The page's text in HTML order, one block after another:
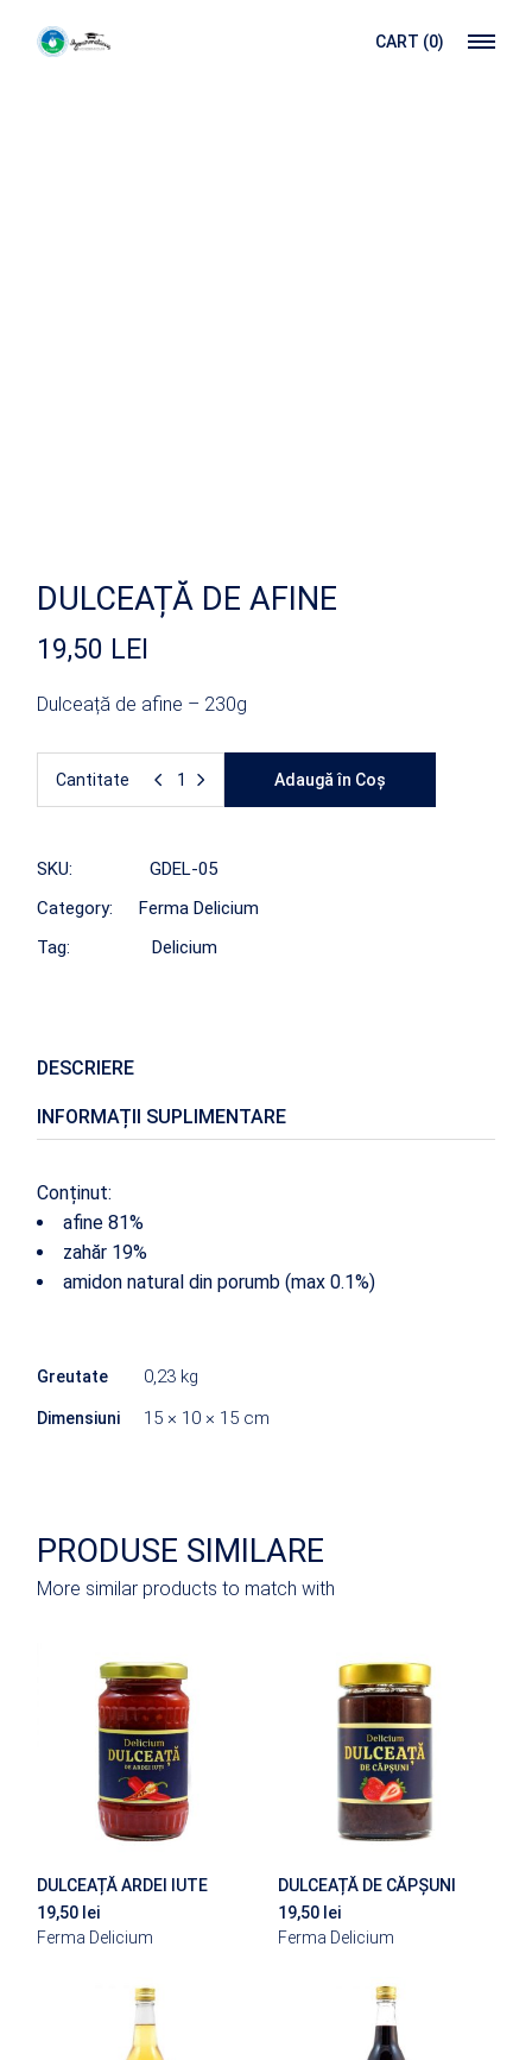
CART (0)
DULCEAȚĂ DE AFINE
19,50 LEI
Dulceață de afine – 230g
Cantitate Adaugă în Coș
SKU:
GDEL-05
Category:
Ferma Delicium
Tag:
Delicium
DESCRIERE
INFORMAȚII SUPLIMENTARE
Conținut:
afine 81%
zahăr 19%
amidon natural din porumb (max 0.1%)
Greutate 0,23 kg
Dimensiuni 15 × 10 × 15 cm
PRODUSE SIMILARE
More similar products to match with
DULCEAȚĂ ARDEI IUTE
19,50 lei
Ferma Delicium
DULCEAȚĂ DE CĂPȘUNI
19,50 lei
Ferma Delicium